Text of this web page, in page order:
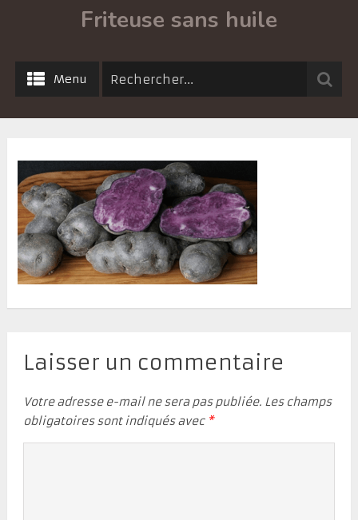
Friteuse sans huile
Menu
Laisser un commentaire
Votre adresse e-mail ne sera pas publiée. Les champs
obligatoires sont indiqués avec *